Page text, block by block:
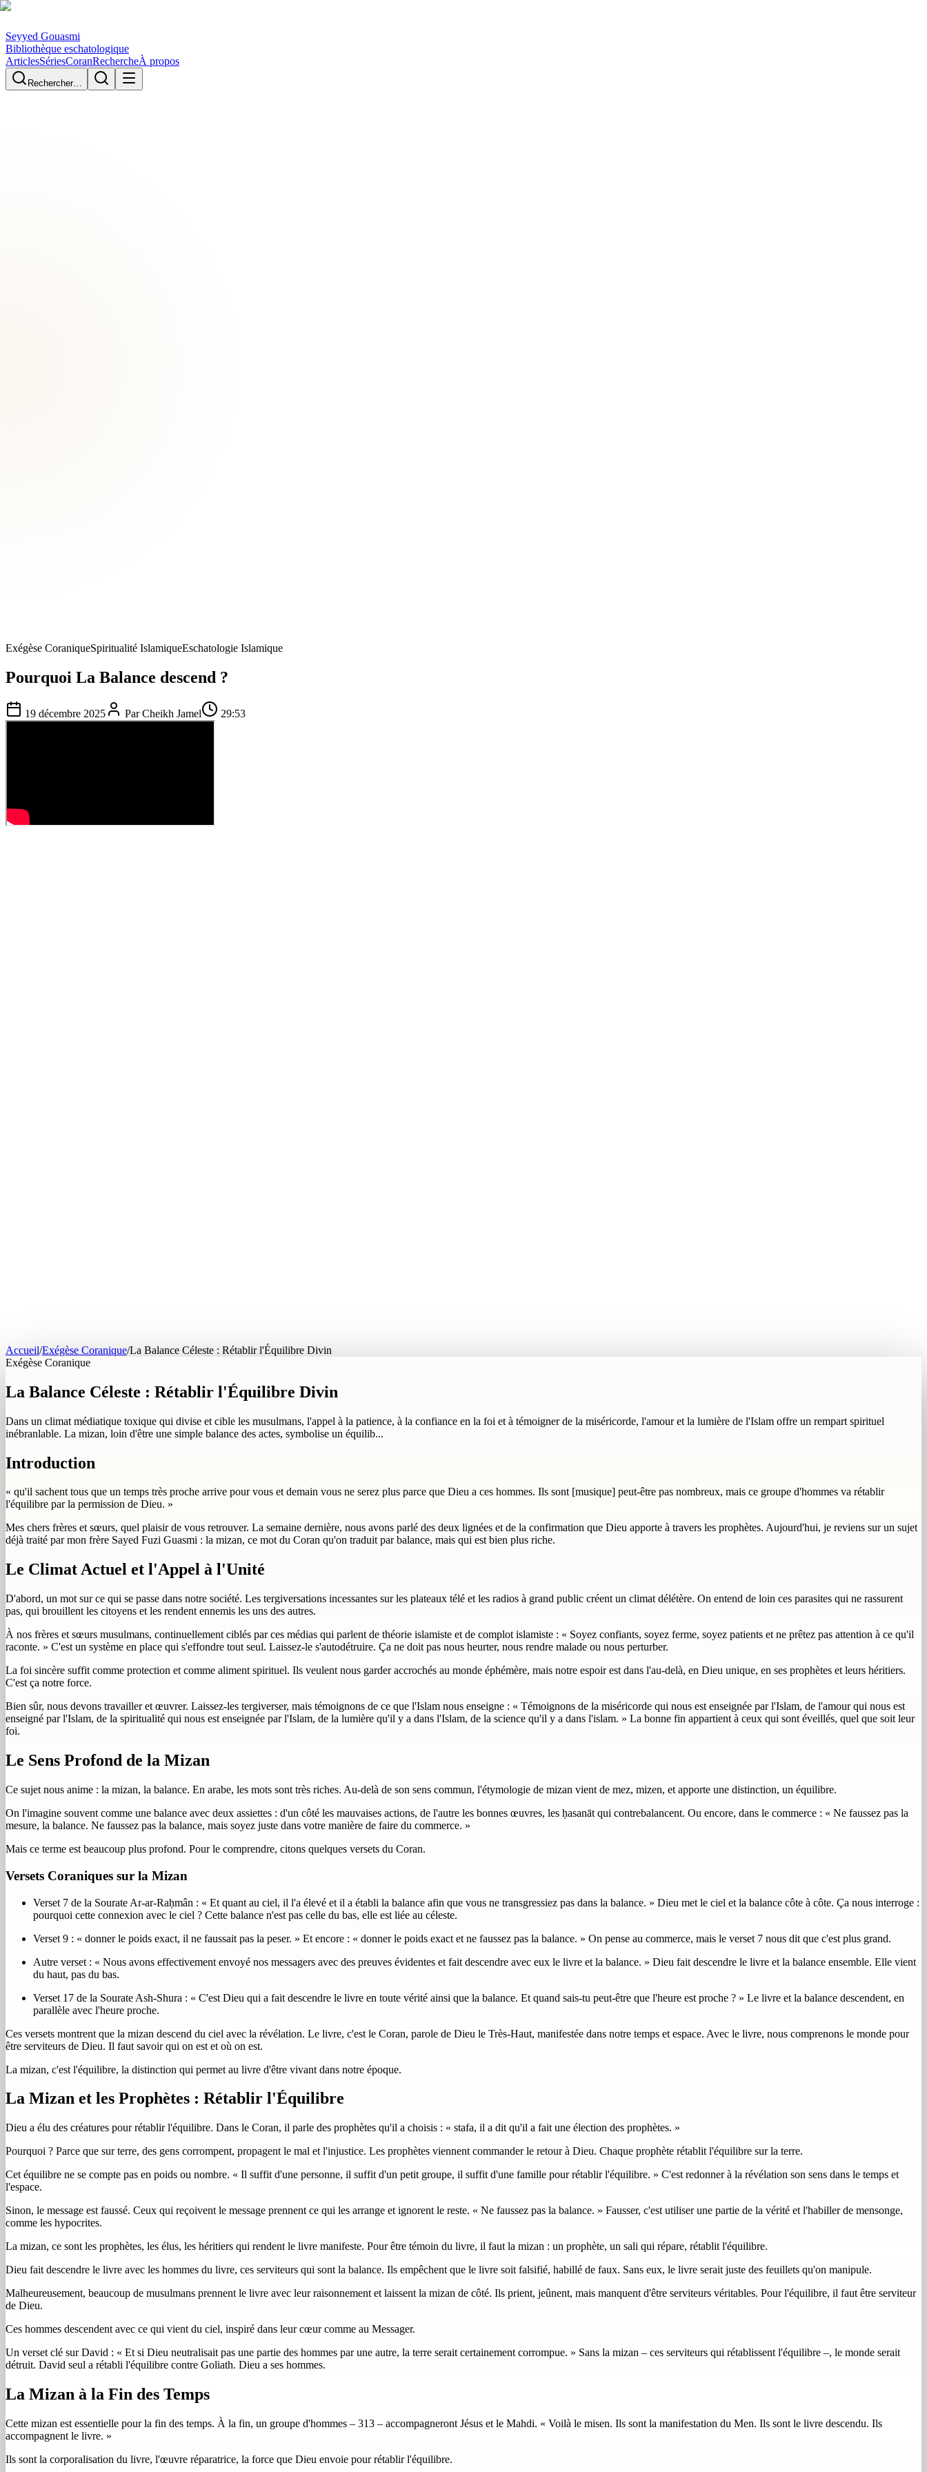
Seyyed Gouasmi
Bibliothèque eschatologique
ArticlesSériesCoranRechercheÀ propos
Rechercher…
Exégèse CoraniqueSpiritualité IslamiqueEschatologie Islamique
Pourquoi La Balance descend ?
19 décembre 2025 ParCheikh Jamel 29:53
Accueil/Exégèse Coranique/La Balance Céleste : Rétablir l'Équilibre Divin
Exégèse Coranique
La Balance Céleste : Rétablir l'Équilibre Divin
Dans un climat médiatique toxique qui divise et cible les musulmans, l'appel à la patience, à la confiance en la foi et à témoigner de la miséricorde, l'amour et la lumière de l'Islam offre un rempart spirituel
inébranlable. La mizan, loin d'être une simple balance des actes, symbolise un équilib...
Introduction
« qu'il sachent tous que un temps très proche arrive pour vous et demain vous ne serez plus parce que Dieu a ces hommes. Ils sont [musique] peut-être pas nombreux, mais ce groupe d'hommes va rétablir
l'équilibre par la permission de Dieu. »
Mes chers frères et sœurs, quel plaisir de vous retrouver. La semaine dernière, nous avons parlé des deux lignées et de la confirmation que Dieu apporte à travers les prophètes. Aujourd'hui, je reviens sur un sujet
déjà traité par mon frère Sayed Fuzi Guasmi : la mizan, ce mot du Coran qu'on traduit par balance, mais qui est bien plus riche.
Le Climat Actuel et l'Appel à l'Unité
D'abord, un mot sur ce qui se passe dans notre société. Les tergiversations incessantes sur les plateaux télé et les radios à grand public créent un climat délétère. On entend de loin ces parasites qui ne rassurent
pas, qui brouillent les citoyens et les rendent ennemis les uns des autres.
À nos frères et sœurs musulmans, continuellement ciblés par ces médias qui parlent de théorie islamiste et de complot islamiste : « Soyez confiants, soyez ferme, soyez patients et ne prêtez pas attention à ce qu'il
raconte. » C'est un système en place qui s'effondre tout seul. Laissez-le s'autodétruire. Ça ne doit pas nous heurter, nous rendre malade ou nous perturber.
La foi sincère suffit comme protection et comme aliment spirituel. Ils veulent nous garder accrochés au monde éphémère, mais notre espoir est dans l'au-delà, en Dieu unique, en ses prophètes et leurs héritiers.
C'est ça notre force.
Bien sûr, nous devons travailler et œuvrer. Laissez-les tergiverser, mais témoignons de ce que l'Islam nous enseigne : « Témoignons de la miséricorde qui nous est enseignée par l'Islam, de l'amour qui nous est
enseigné par l'Islam, de la spiritualité qui nous est enseignée par l'Islam, de la lumière qu'il y a dans l'Islam, de la science qu'il y a dans l'islam. » La bonne fin appartient à ceux qui sont éveillés, quel que soit leur
foi.
Le Sens Profond de la Mizan
Ce sujet nous anime : la mizan, la balance. En arabe, les mots sont très riches. Au-delà de son sens commun, l'étymologie de mizan vient de mez, mizen, et apporte une distinction, un équilibre.
On l'imagine souvent comme une balance avec deux assiettes : d'un côté les mauvaises actions, de l'autre les bonnes œuvres, les ḥasanāt qui contrebalancent. Ou encore, dans le commerce : « Ne faussez pas la
mesure, la balance. Ne faussez pas la balance, mais soyez juste dans votre manière de faire du commerce. »
Mais ce terme est beaucoup plus profond. Pour le comprendre, citons quelques versets du Coran.
Versets Coraniques sur la Mizan
Verset 7 de la Sourate Ar-ar-Raḥmân : « Et quant au ciel, il l'a élevé et il a établi la balance afin que vous ne transgressiez pas dans la balance. » Dieu met le ciel et la balance côte à côte. Ça nous interroge :
pourquoi cette connexion avec le ciel ? Cette balance n'est pas celle du bas, elle est liée au céleste.
Verset 9 : « donner le poids exact, il ne faussait pas la peser. » Et encore : « donner le poids exact et ne faussez pas la balance. » On pense au commerce, mais le verset 7 nous dit que c'est plus grand.
Autre verset : « Nous avons effectivement envoyé nos messagers avec des preuves évidentes et fait descendre avec eux le livre et la balance. » Dieu fait descendre le livre et la balance ensemble. Elle vient
du haut, pas du bas.
Verset 17 de la Sourate Ash-Shura : « C'est Dieu qui a fait descendre le livre en toute vérité ainsi que la balance. Et quand sais-tu peut-être que l'heure est proche ? » Le livre et la balance descendent, en
parallèle avec l'heure proche.
Ces versets montrent que la mizan descend du ciel avec la révélation. Le livre, c'est le Coran, parole de Dieu le Très-Haut, manifestée dans notre temps et espace. Avec le livre, nous comprenons le monde pour
être serviteurs de Dieu. Il faut savoir qui on est et où on est.
La mizan, c'est l'équilibre, la distinction qui permet au livre d'être vivant dans notre époque.
La Mizan et les Prophètes : Rétablir l'Équilibre
Dieu a élu des créatures pour rétablir l'équilibre. Dans le Coran, il parle des prophètes qu'il a choisis : « stafa, il a dit qu'il a fait une élection des prophètes. »
Pourquoi ? Parce que sur terre, des gens corrompent, propagent le mal et l'injustice. Les prophètes viennent commander le retour à Dieu. Chaque prophète rétablit l'équilibre sur la terre.
Cet équilibre ne se compte pas en poids ou nombre. « Il suffit d'une personne, il suffit d'un petit groupe, il suffit d'une famille pour rétablir l'équilibre. » C'est redonner à la révélation son sens dans le temps et
l'espace.
Sinon, le message est faussé. Ceux qui reçoivent le message prennent ce qui les arrange et ignorent le reste. « Ne faussez pas la balance. » Fausser, c'est utiliser une partie de la vérité et l'habiller de mensonge,
comme les hypocrites.
La mizan, ce sont les prophètes, les élus, les héritiers qui rendent le livre manifeste. Pour être témoin du livre, il faut la mizan : un prophète, un sali qui répare, rétablit l'équilibre.
Dieu fait descendre le livre avec les hommes du livre, ces serviteurs qui sont la balance. Ils empêchent que le livre soit falsifié, habillé de faux. Sans eux, le livre serait juste des feuillets qu'on manipule.
Malheureusement, beaucoup de musulmans prennent le livre avec leur raisonnement et laissent la mizan de côté. Ils prient, jeûnent, mais manquent d'être serviteurs véritables. Pour l'équilibre, il faut être serviteur
de Dieu.
Ces hommes descendent avec ce qui vient du ciel, inspiré dans leur cœur comme au Messager.
Un verset clé sur David : « Et si Dieu neutralisait pas une partie des hommes par une autre, la terre serait certainement corrompue. » Sans la mizan – ces serviteurs qui rétablissent l'équilibre –, le monde serait
détruit. David seul a rétabli l'équilibre contre Goliath. Dieu a ses hommes.
La Mizan à la Fin des Temps
Cette mizan est essentielle pour la fin des temps. À la fin, un groupe d'hommes – 313 – accompagneront Jésus et le Mahdi. « Voilà le misen. Ils sont la manifestation du Men. Ils sont le livre descendu. Ils
accompagnent le livre. »
Ils sont la corporalisation du livre, l'œuvre réparatrice, la force que Dieu envoie pour rétablir l'équilibre.